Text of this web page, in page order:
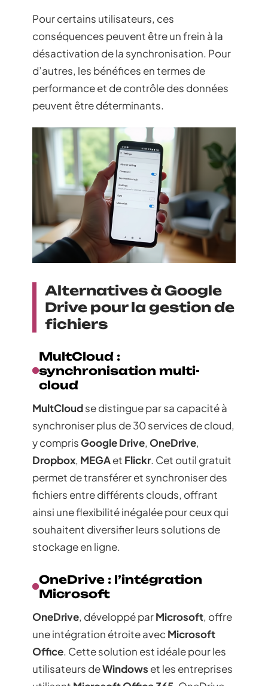
Pour certains utilisateurs, ces
conséquences peuvent être un frein à la
désactivation de la synchronisation. Pour
d’autres, les bénéfices en termes de
performance et de contrôle des données
peuvent être déterminants.
Alternatives à Google
Drive pour la gestion de
fichiers
MultCloud :
synchronisation multi-
cloud
MultCloudse distingue par sa capacité à
synchroniser plus de 30 services de cloud,
y comprisGoogle Drive, OneDrive,
Dropbox, MEGAet Flickr. Cet outil gratuit
permet de transférer et synchroniser des
fichiers entre différents clouds, offrant
ainsi une flexibilité inégalée pour ceux qui
souhaitent diversifier leurs solutions de
stockage en ligne.
OneDrive : l’intégration
Microsoft
OneDrive, développé parMicrosoft, offre
une intégration étroite avec Microsoft
Office. Cette solution est idéale pour les
utilisateurs deWindows et les entreprises